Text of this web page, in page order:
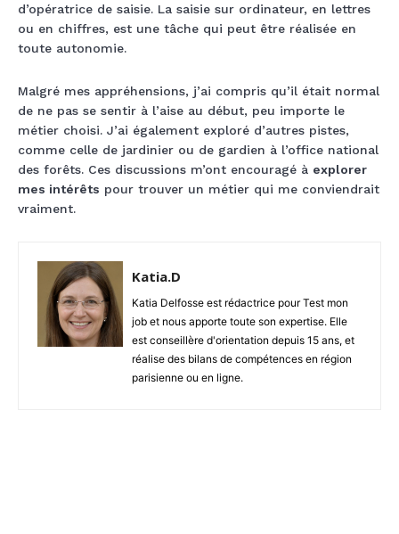
d’opératrice de saisie. La saisie sur ordinateur, en lettres
ou en chiffres, est une tâche qui peut être réalisée en
toute autonomie.
Malgré mes appréhensions, j’ai compris qu’il était normal
de ne pas se sentir à l’aise au début, peu importe le
métier choisi. J’ai également exploré d’autres pistes,
comme celle de jardinier ou de gardien à l’office national
des forêts. Ces discussions m’ont encouragé à explorer
mes intérêts pour trouver un métier qui me conviendrait
vraiment.
Katia.D
Katia Delfosse est rédactrice pour Test mon
job et nous apporte toute son expertise. Elle
est conseillère d'orientation depuis 15 ans, et
réalise des bilans de compétences en région
parisienne ou en ligne.